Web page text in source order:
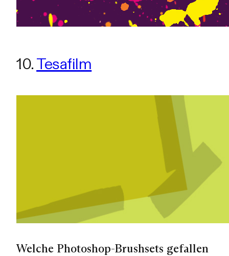
10.Tesafilm
Welche Photoshop-Brushsets gefallen